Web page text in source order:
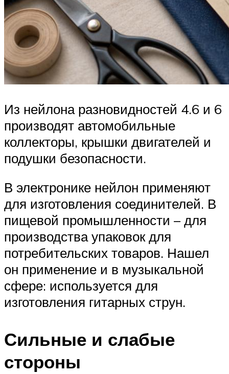
Из нейлона разновидностей 4.6 и 6
производят автомобильные
коллекторы, крышки двигателей и
подушки безопасности.
В электронике нейлон применяют
для изготовления соединителей. В
пищевой промышленности – для
производства упаковок для
потребительских товаров. Нашел
он применение и в музыкальной
сфере: используется для
изготовления гитарных струн.
Сильные и слабые
стороны